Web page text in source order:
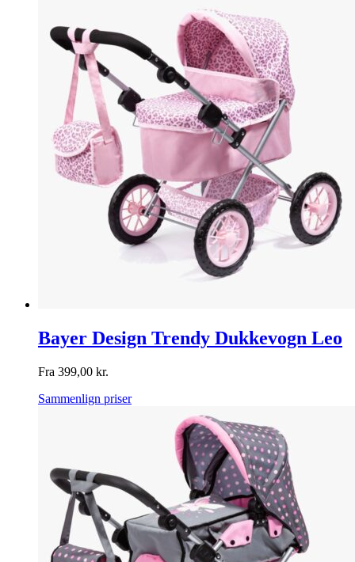
Bayer Design Trendy Dukkevogn Leo
Fra 399,00 kr.
Sammenlign priser